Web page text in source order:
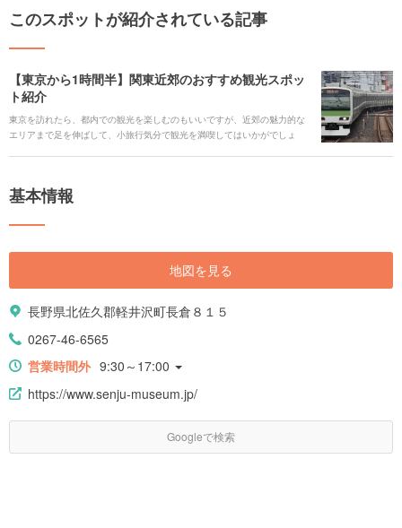
このスポットが紹介されている記事
【東京から1時間半】関東近郊のおすすめ観光スポッ
ト紹介
東京を訪れたら、都内での観光を楽しむのもいいですが、近郊の魅力的な
エリアまで足を伸ばして、小旅行気分で観光を満喫してはいかがでしょ
基本情報
地図を見る
長野県北佐久郡軽井沢町長倉８１５
0267-46-6565
営業時間外 9:30～17:00
https://www.senju-museum.jp/
Googleで検索